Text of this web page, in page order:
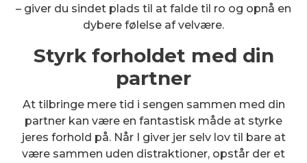
– giver du sindet plads til at falde til ro og opnå en
dybere følelse af velvære.
Styrk forholdet med din
partner
At tilbringe mere tid i sengen sammen med din
partner kan være en fantastisk måde at styrke
jeres forhold på. Når I giver jer selv lov til bare at
være sammen uden distraktioner, opstår der et